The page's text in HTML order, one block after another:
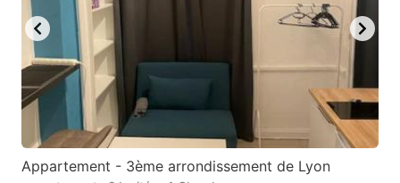
Appartement - 3ème arrondissement de Lyon